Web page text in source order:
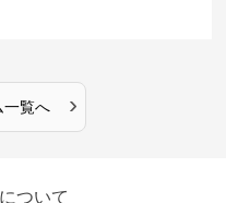
一覧へ ›
ついて